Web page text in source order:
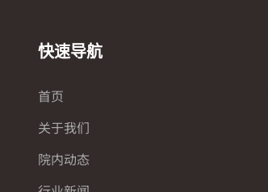
快速导航
首页
关于我们
院内动态